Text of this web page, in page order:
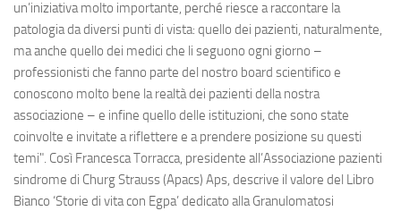
un’iniziativa molto importante, perché riesce a raccontare la
patologia da diversi punti di vista: quello dei pazienti, naturalmente,
ma anche quello dei medici che li seguono ogni giorno –
professionisti che fanno parte del nostro board scientifico e
conoscono molto bene la realtà dei pazienti della nostra
associazione – e infine quello delle istituzioni, che sono state
coinvolte e invitate a riflettere e a prendere posizione su questi
temi". Così Francesca Torracca, presidente all’Associazione pazienti
sindrome di Churg Strauss (Apacs) Aps, descrive il valore del Libro
Bianco ‘Storie di vita con Egpa’ dedicato alla Granulomatosi